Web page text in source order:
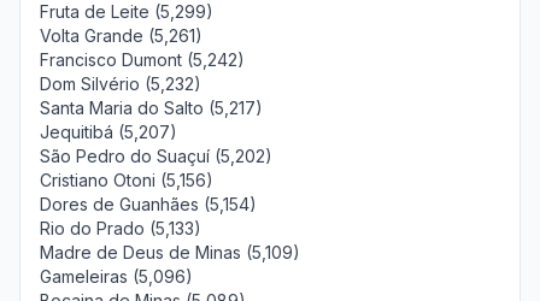
Fruta de Leite (5,299)
Volta Grande (5,261)
Francisco Dumont (5,242)
Dom Silvério (5,232)
Santa Maria do Salto (5,217)
Jequitibá (5,207)
São Pedro do Suaçuí (5,202)
Cristiano Otoni (5,156)
Dores de Guanhães (5,154)
Rio do Prado (5,133)
Madre de Deus de Minas (5,109)
Gameleiras (5,096)